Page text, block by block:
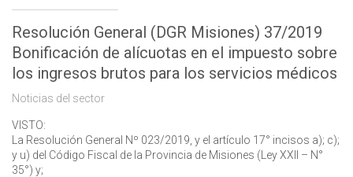
Resolución General (DGR Misiones) 37/2019
Bonificación de alícuotas en el impuesto sobre
los ingresos brutos para los servicios médicos
Noticias del sector
VISTO:
La Resolución General Nº 023/2019, y el artículo 17° incisos a); c);
y u) del Código Fiscal de la Provincia de Misiones (Ley XXII – N°
35°) y;